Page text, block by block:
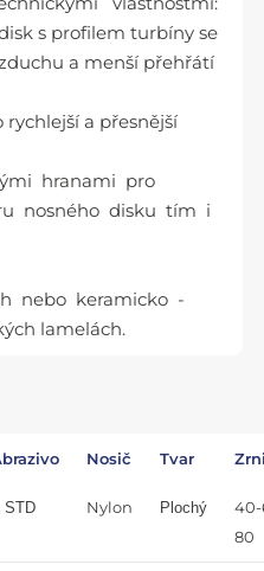
s profilem turbíny se
a menší přehřátí
rychlejší a přesnější
hranami pro
nosného disku tím i
nebo keramicko -
lamelách.
Nosič Tvar
STD Nylon Plochý
80